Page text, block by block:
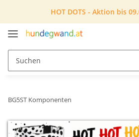
HOT DOTS - Aktion bis
BG5ST Komponenten